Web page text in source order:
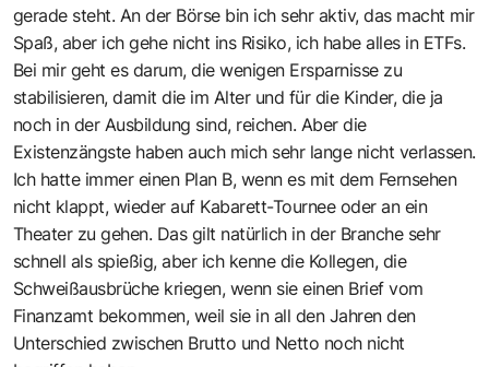
gerade steht. An der Börse bin ich sehr aktiv, das macht mir
Spaß, aber ich gehe nicht ins Risiko, ich habe alles in ETFs.
Bei mir geht es darum, die wenigen Ersparnisse zu
stabilisieren, damit die im Alter und für die Kinder, die ja
noch in der Ausbildung sind, reichen. Aber die
Existenzängste haben auch mich sehr lange nicht verlassen.
Ich hatte immer einen Plan B, wenn es mit dem Fernsehen
nicht klappt, wieder auf Kabarett-Tournee oder an ein
Theater zu gehen. Das gilt natürlich in der Branche sehr
schnell als spießig, aber ich kenne die Kollegen, die
Schweißausbrüche kriegen, wenn sie einen Brief vom
Finanzamt bekommen, weil sie in all den Jahren den
Unterschied zwischen Brutto und Netto noch nicht